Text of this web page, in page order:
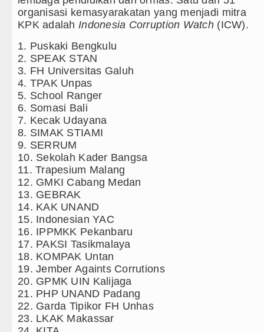
Tujuh Menggetarkan Gedung Kesenian Jakarta
Ringkus 3 Tersangka Pungli di Jalan Masuk
vs Palermo Laga Persahabatan di Perth Selasa 11
Emirates Cup Menang Adu Penalti Lawan
Ditekuk Monaco pada Laga Persahabatan di Anfield
City Bangkit untuk Tumbangkan Atletico Madrid
Siapkan Beasiswa Perkuat SDM Kesehatan
Gereja Lapor Polisi, Jemaat POUK Chapel
Warga, 22 Motor Berknalpot Brong Diamankan
ke Pemandian Air Panas Doulu Diblokir Warga
Tujuh Menggetarkan Gedung Kesenian Jakarta
Ringkus 3 Tersangka Pungli di Jalan Masuk
vs Palermo Laga Persahabatan di Perth Selasa 11
organisasi kemasyarakatan yang menjadi mitra
KPK adalah Indonesia Corruption Watch (ICW).
1. Puskaki Bengkulu
2. SPEAK STAN
3. FH Universitas Galuh
4. TPAK Unpas
5. School Ranger
6. Somasi Bali
7. Kecak Udayana
8. SIMAK STIAMI
9. SERRUM
10. Sekolah Kader Bangsa
11. Trapesium Malang
12. GMKI Cabang Medan
13. GEBRAK
14. KAK UNAND
15. Indonesian YAC
16. IPPMKK Pekanbaru
17. PAKSI Tasikmalaya
18. KOMPAK Untan
19. Jember Againts Corrutions
20. GPMK UIN Kalijaga
21. PHP UNAND Padang
22. Garda Tipikor FH Unhas
23. LKAK Makassar